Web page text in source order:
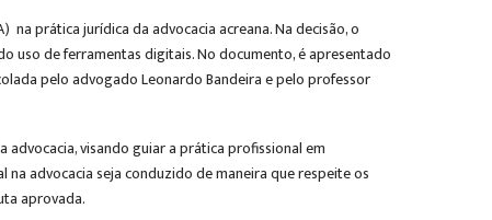
prática jurídica da advocacia acreana. Na decisão, o
uso de ferramentas digitais. No documento, é apresentado
pelo advogado Leonardo Bandeira e pelo professor
visando guiar a prática profissional em
advocacia seja conduzido de maneira que respeite os
aprovada.